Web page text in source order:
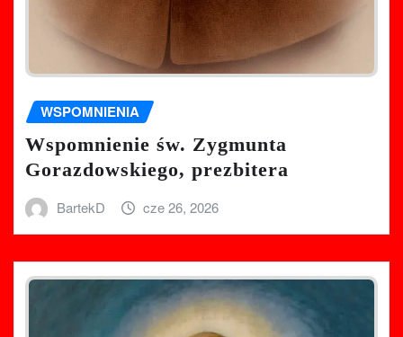
WSPOMNIENIA
Wspomnienie św. Zygmunta
Gorazdowskiego, prezbitera
BartekD cze 26, 2026